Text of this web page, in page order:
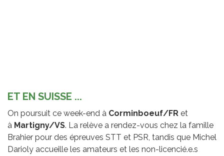
ET EN SUISSE ...
On poursuit ce week-end à Corminboeuf/FR et
à Martigny/VS. La relève a rendez-vous chez la famille
Brahier pour des épreuves STT et PSR, tandis que Michel
Darioly accueille les amateurs et les non-licencié.e.s